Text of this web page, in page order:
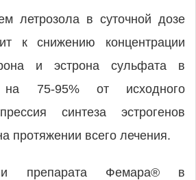
летрозола в суточной дозе
к снижению концентрации
и эстрона сульфата в
75-95% от исходного
синтеза эстрогенов
протяжении всего лечения.
препарата Фемара® в